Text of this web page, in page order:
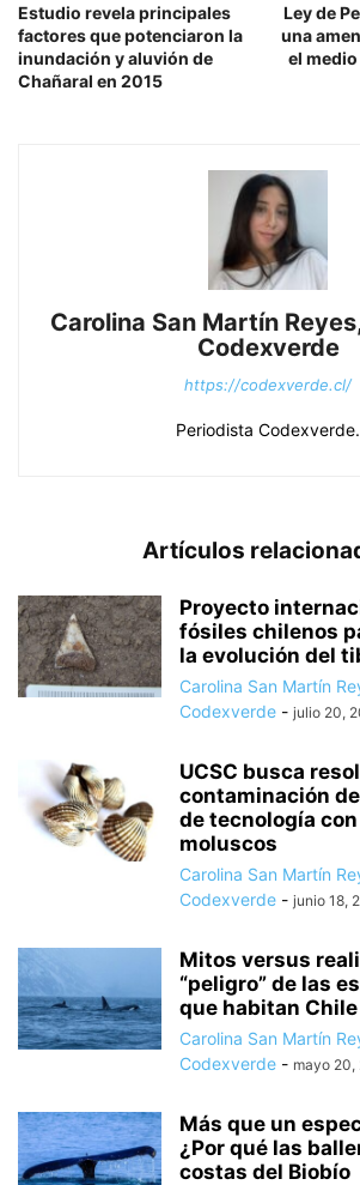
Estudio revela principales
factores que potenciaron la
inundación y aluvión de
Chañaral en 2015
Ley de
una
el
Carolina San Martín
Codexverde
https://codexverde.cl/
Periodista Codexverde.
Artículos
Proyecto
fósiles chilenos
la evolución del
Carolina San Martín
Codexverde - julio 20,
UCSC busca
contaminación
de tecnología
moluscos
Carolina San Martín
Codexverde - junio 18,
Mitos versus
“peligro” de las
que habitan Chile
Carolina San Martín
Codexverde - mayo 20,
Más que un
¿Por qué las
costas del Biobío